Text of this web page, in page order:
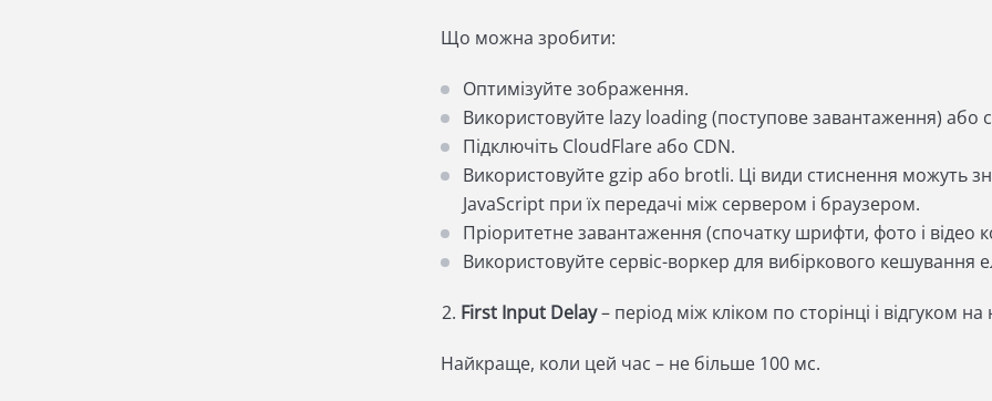
Що можна зробити:
Оптимізуйте зображення.
Використовуйте lazy loading (поступове завантаження) або
Підключіть CloudFlare або CDN.
Використовуйте gzip або brotli. Ці види стиснення можуть
JavaScript при їх передачі між сервером і браузером.
Пріоритетне завантаження (спочатку шрифти, фото і відео
Використовуйте сервіс-воркер для вибіркового кешування
First Input Delay– період між кліком по сторінці і відгуком
Найкраще, коли цей час – не більше 100 мс.